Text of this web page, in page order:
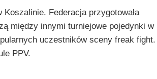
Federacja przygotowała
między innymi turniejowe pojedynki w
uczestników sceny freak fight.
PPV.